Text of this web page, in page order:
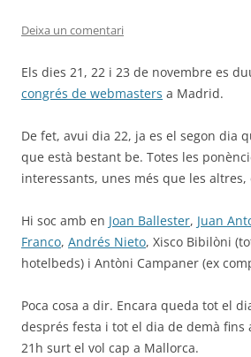
Deixa un comentari
Els dies 21, 22 i 23 de novembre es
congrés de webmasters a Madrid.
De fet, avui dia 22, ja es el segon dia
que està bestant be. Totes les
interessants, unes més que les altres,
Hi soc amb en Joan Ballester, Juan
Franco, Andrés Nieto, Xisco Bibilòni
hotelbeds) i Antòni Campaner (ex
Poca cosa a dir. Encara queda tot el
després festa i tot el dia de demà fins
21h surt el vol cap a Mallorca.